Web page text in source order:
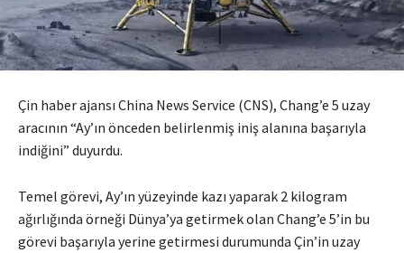
Çin haber ajansı China News Service (CNS), Chang’e 5 uzay
aracının “Ay’ın önceden belirlenmiş iniş alanına başarıyla
indiğini” duyurdu.
Temel görevi, Ay’ın yüzeyinde kazı yaparak 2 kilogram
ağırlığında örneği Dünya’ya getirmek olan Chang’e 5’in bu
görevi başarıyla yerine getirmesi durumunda Çin’in uzay